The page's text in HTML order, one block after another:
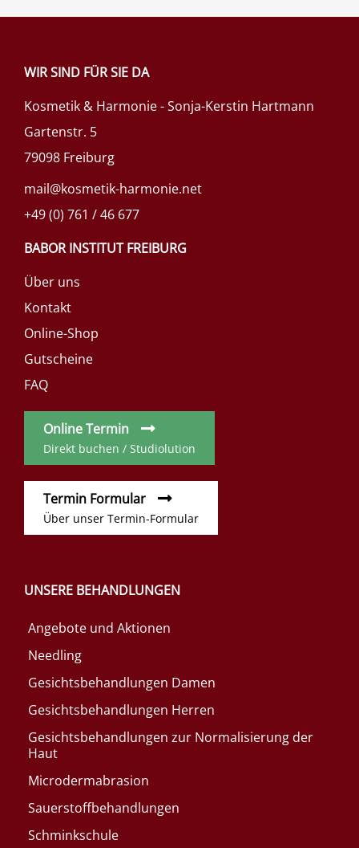
WIR SIND FÜR SIE DA
Kosmetik & Harmonie - Sonja-Kerstin Hartmann
Gartenstr. 5
79098 Freiburg
mail@kosmetik-harmonie.net
+49 (0) 761 / 46 677
BABOR INSTITUT FREIBURG
Über uns
Kontakt
Online-Shop
Gutscheine
FAQ
Online Termin
Direkt buchen / Studiolution
Termin Formular
Über unser Termin-Formular
UNSERE BEHANDLUNGEN
Angebote und Aktionen
Needling
Gesichtsbehandlungen Damen
Gesichtsbehandlungen Herren
Gesichtsbehandlungen zur Normalisierung der
Haut
Microdermabrasion
Sauerstoffbehandlungen
Schminkschule